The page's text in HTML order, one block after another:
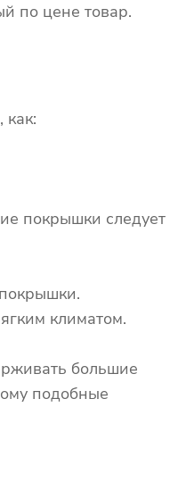
по цене товар.
как:
покрышки следует
климатом.
большие
подобные